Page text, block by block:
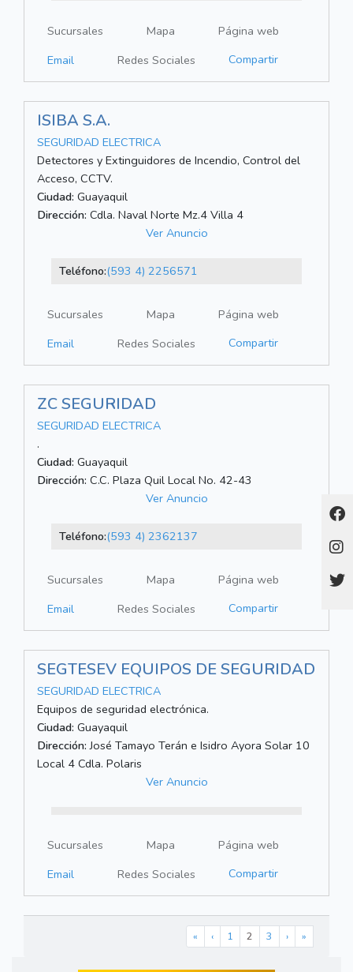
Sucursales Mapa
Página web
Email
Redes Sociales Compartir
ISIBA S.A.
SEGURIDAD ELECTRICA
Detectores y Extinguidores de Incendio, Control del
Acceso, CCTV.
Ciudad: Guayaquil
Dirección: Cdla. Naval Norte Mz.4 Villa 4
Ver Anuncio
Teléfono:(593 4) 2256571
Sucursales Mapa
Página web
Email
Redes Sociales Compartir
ZC SEGURIDAD
SEGURIDAD ELECTRICA
.
Ciudad: Guayaquil
Dirección: C.C. Plaza Quil Local No. 42-43
Ver Anuncio
Teléfono:(593 4) 2362137
Sucursales Mapa
Página web
Email
Redes Sociales Compartir
SEGTESEV EQUIPOS DE SEGURIDAD
SEGURIDAD ELECTRICA
Equipos de seguridad electrónica.
Ciudad: Guayaquil
Dirección: José Tamayo Terán e Isidro Ayora Solar 10
Local 4 Cdla. Polaris
Ver Anuncio
Sucursales Mapa
Página web
Email
Redes Sociales Compartir
« ‹ 1 2 3 › »